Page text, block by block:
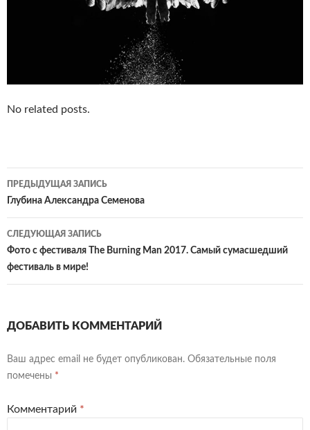
No related posts.
Навигация
по
записям
ПРЕДЫДУЩАЯ ЗАПИСЬ
Глубина Александра Семенова
СЛЕДУЮЩАЯ ЗАПИСЬ
Фото с фестиваля The Burning Man 2017. Самый сумасшедший
фестиваль в мире!
ДОБАВИТЬ КОММЕНТАРИЙ
Ваш адрес email не будет опубликован. Обязательные поля
помечены *
Комментарий *